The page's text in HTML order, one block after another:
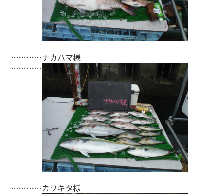
…………ナカハマ様
…………
…………カワキタ様